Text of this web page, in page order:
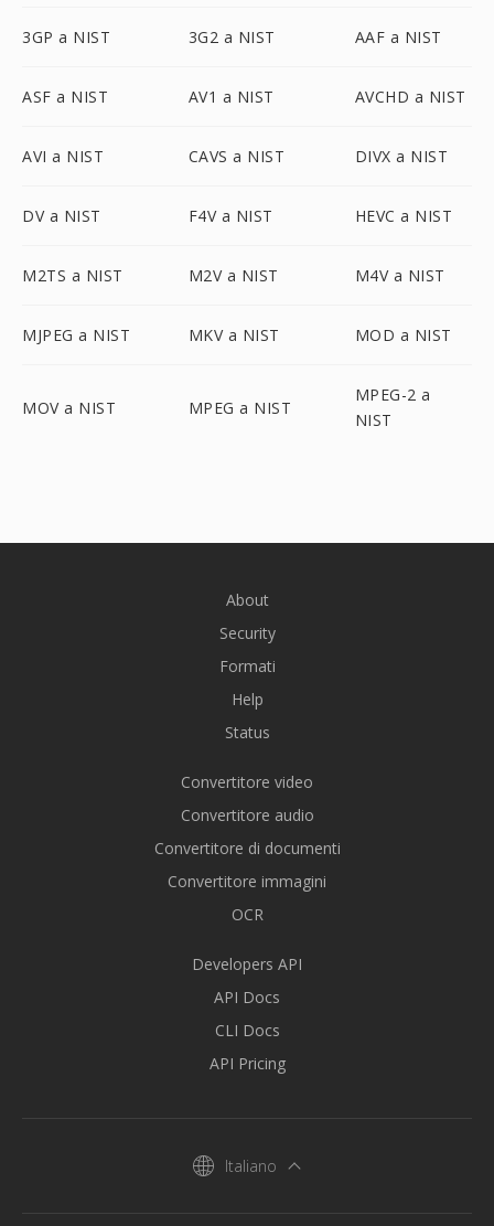
3GP a NIST 3G2 a NIST AAF a NIST
ASF a NIST AV1 a NIST AVCHD a NIST
AVI a NIST CAVS a NIST DIVX a NIST
DV a NIST F4V a NIST HEVC a NIST
M2TS a NIST M2V a NIST M4V a NIST
MJPEG a NIST MKV a NIST MOD a NIST
MOV a NIST MPEG a NIST
MPEG-2 a
NIST
About
Security
Formati
Help
Status
Convertitore video
Convertitore audio
Convertitore di documenti
Convertitore immagini
OCR
Developers API
API Docs
CLI Docs
API Pricing
Italiano